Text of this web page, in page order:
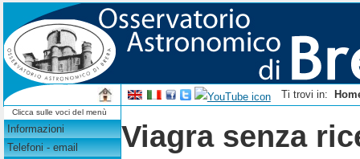
Ti trovi in:
Clicca sulle voci del menù
Informazioni
Telefoni - email
Viagra senza